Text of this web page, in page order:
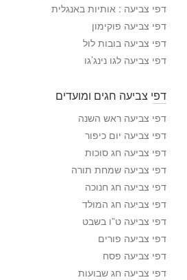
י
ע
ה
דפי צביעה : אותיות באנגלית
דפי צביעה פוקימון
דפי צביעה בובות לול
דפי צביעה לגו נינג’גו
דפי צביעה חגים ומועדים
דפי צביעה ראש השנה
דפי צביעה יום כיפור
דפי צביעה חג סוכות
דפי צביעה שמחת תורה
דפי צביעה חג חנוכה
דפי צביעה חג המולד
דפי צביעה ט”ו בשבט
דפי צביעה פורים
דפי צביעה פסח
דפי צביעה חג שבועות